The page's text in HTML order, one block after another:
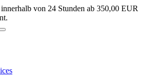
von 24 Stunden ab 350,00 EUR